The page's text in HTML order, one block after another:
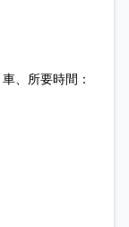
、所要時間：